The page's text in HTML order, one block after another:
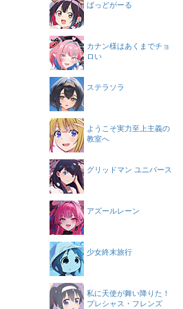
ばっどがーる
カナン様はあくまでチョ
ロい
ステラソラ
ようこそ実力至上主義の
教室へ
グリッドマン ユニバース
アズールレーン
少女終末旅行
私に天使が舞い降りた！
プレシャス・フレンズ